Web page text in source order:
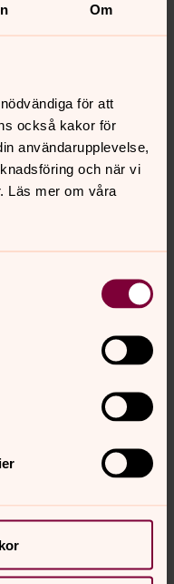
Om
för att
också kakor för
användarupplevelse,
och när vi
Läs mer om våra
Västerås stift
sidans